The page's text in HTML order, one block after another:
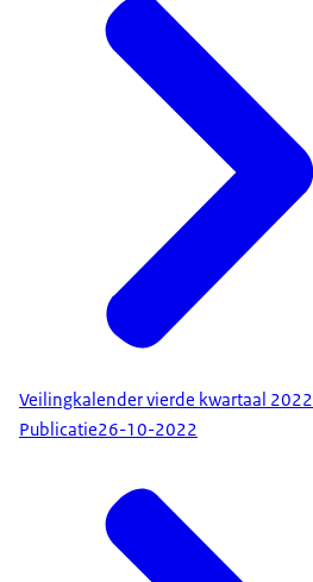
Veilingkalender vierde kwartaal 2022
Publicatie26-10-2022